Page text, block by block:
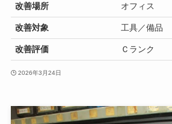
改善場所 オフィス
改善対象 工具／備品
改善評価 Ｃランク
2026年3月24日